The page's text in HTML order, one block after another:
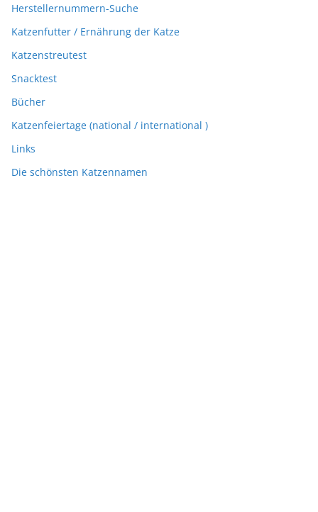
Herstellernummern-Suche
Katzenfutter / Ernährung der Katze
Katzenstreutest
Snacktest
Bücher
Katzenfeiertage (national / international )
Links
Die schönsten Katzennamen